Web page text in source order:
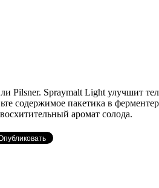
Pilsner. Spraymalt Light улучшит
содержимое пакетика в
аромат солода.